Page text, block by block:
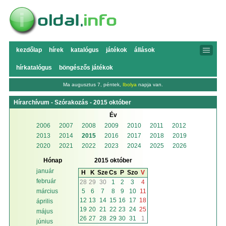
kezdőlap hírek katalógus játékok állások
hírkatalógus böngészős játékok
Ma augusztus 7, péntek, Ibolya napja van.
Hírarchívum - Szórakozás - 2015 október
Év
2006
2007 2008 2009 2010 2011
2012
2013
2014 2015 2016 2017 2018
2019
2020
2021 2022 2023 2024 2025 2026
Hónap
január
február
március
április
május
június
2015 október
H
K SzeCs P Szo V
28 29 30 1 2 3
4
5
6 7 8 9 10
11
12 13 14 15 16 17 18
19 20 21 22 23 24 25
26 27 28 29 30 31 1